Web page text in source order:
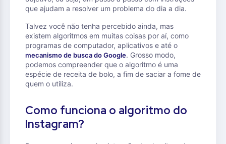
que ajudam a resolver um problema do dia a dia.
Talvez você não tenha percebido ainda, mas
existem algoritmos em muitas coisas por aí, como
programas de computador, aplicativos e até o
mecanismo de busca do Google. Grosso modo,
podemos compreender que o algoritmo é uma
espécie de receita de bolo, a fim de saciar a fome de
quem o utiliza.
Como funciona o algoritmo do
Instagram?